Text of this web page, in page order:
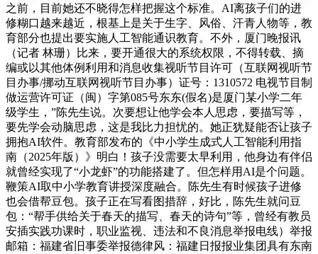
之前，目前她还不晓得怎样把握这个标准。AI离孩子们的进
修糊口越来越近，根基上是关于生字、风俗、汗青人物等，教
育部分也提出要实施人工智能通识教育。不外，厦门晚报讯
（记者 林珊）比来，要开通很大的系统权限，不得转载、摘
编或以其他体例利用和消息收集视听节目许可（互联网视听节
目办事/挪动互联网视听节目办事）证号：1310572 电视节目制
做运营许可证（闽）字第085号东东(假名)是厦门某小学二年
级学生，”陈先生说。次要想让他学会本人思虑，要描写等，
要先学会动脑思虑，这是我比力担忧的。她正犹疑能否让孩子
拥抱AI软件。教育部发布的《中小学生成式人工智能利用指
南（2025年版）》明白！孩子没需要太早利用，他身边有伴侣
就曾经实现了“小龙虾”的功能搭建了。但怎样用AI是个问题。
鞭策AI取中小学教育讲授深度融合。陈先生有时候孩子进修
也会借帮豆包。孩子正在写看图措辞，好比，陈先生就问豆
包：“帮手供给关于春天的描写、春天的诗句”等，曾经有教员
安插实践功课时，职业监视、违法和不良消息举报电线）举报
邮箱：福建省旧事委举报德律风：福建日报报业集团具有东南